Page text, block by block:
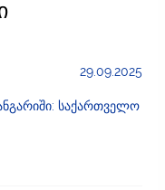
29.09.2025
საქართველო